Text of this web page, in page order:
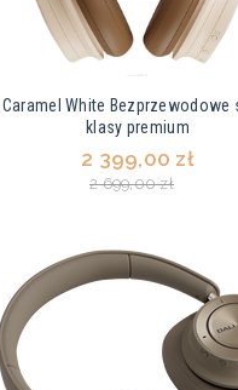
Caramel White Bezprzewodowe
klasy premium
2 399,00 zł
2 699,00 zł